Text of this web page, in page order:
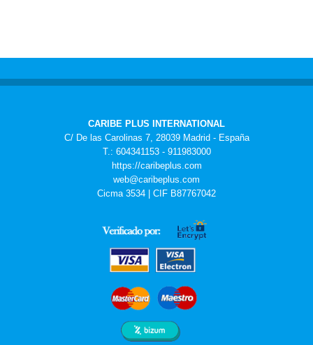
CARIBE PLUS INTERNATIONAL
C/ De las Carolinas 7, 28039 Madrid - España
T.: 604341153 - 911983000
https://caribeplus.com
web@caribeplus.com
Cicma 3534 | CIF B87767042